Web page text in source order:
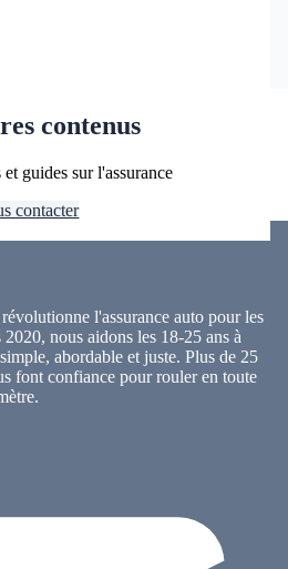
contenus
guides sur l'assurance
contacter
l'assurance auto pour les
nous aidons les 18-25 ans à
abordable et juste. Plus de 25
font confiance pour rouler en toute